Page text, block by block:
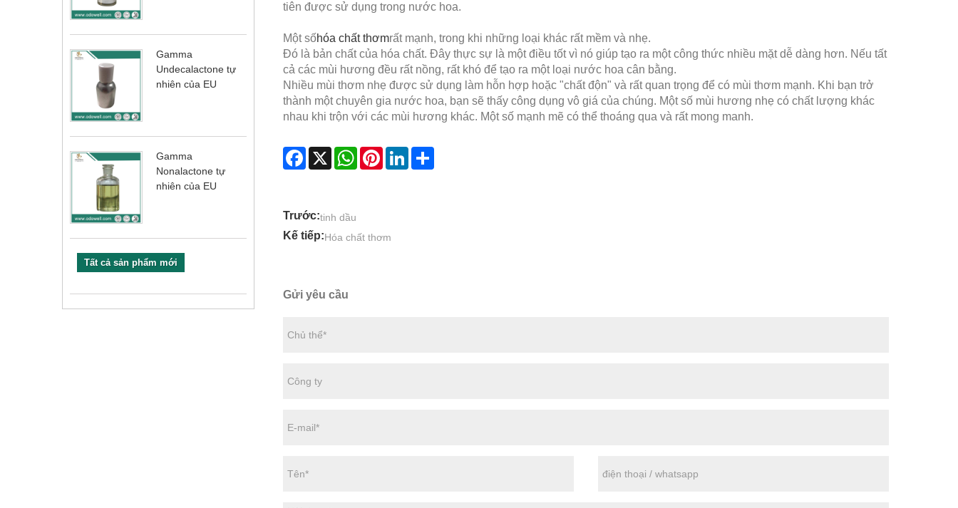
Gamma
Undecalactone tự
nhiên của EU
Gamma
Nonalactone tự
nhiên của EU
Tất cả sản phẩm mới
tiên được sử dụng trong nước hoa.
Một sốhóa chất thơmrất mạnh, trong khi những loại khác rất mềm và nhẹ.
Đó là bản chất của hóa chất. Đây thực sự là một điều tốt vì nó giúp tạo ra một công thức nhiều mặt dễ dàng hơn. Nếu tất
cả các mùi hương đều rất nồng, rất khó để tạo ra một loại nước hoa cân bằng.
Nhiều mùi thơm nhẹ được sử dụng làm hỗn hợp hoặc "chất độn" và rất quan trọng để có mùi thơm mạnh. Khi bạn trở
thành một chuyên gia nước hoa, bạn sẽ thấy công dụng vô giá của chúng. Một số mùi hương nhẹ có chất lượng khác
nhau khi trộn với các mùi hương khác. Một số mạnh mẽ có thể thoáng qua và rất mong manh.
Facebook
X WhatsAppPinterestLinkedIn
Trước:tinh dầu
Kế tiếp:Hóa chất thơm
Gửi yêu cầu